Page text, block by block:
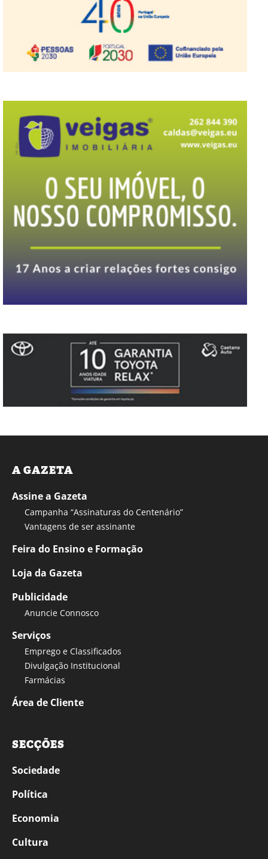
A GAZETA
Assine a Gazeta
Campanha “Assinaturas do Centenário”
Vantagens de ser assinante
Feira do Ensino e Formação
Loja da Gazeta
Publicidade
Anuncie Connosco
Serviços
Emprego e Classificados
Divulgação Institucional
Farmácias
Área de Cliente
SECÇÕES
Sociedade
Política
Economia
Cultura